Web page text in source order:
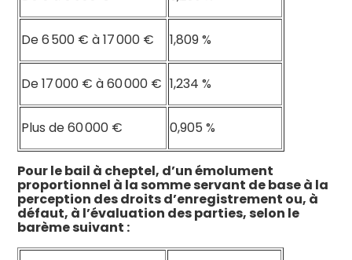
De 6 500 € à 17 000 € 1,809 %
De 17 000 € à 60 000 € 1,234 %
Plus de 60 000 € 0,905 %
Pour le bail à cheptel, d’un émolument
proportionnel à la somme servant de base à la
perception des droits d’enregistrement ou, à
défaut, à l’évaluation des parties, selon le
barème suivant :